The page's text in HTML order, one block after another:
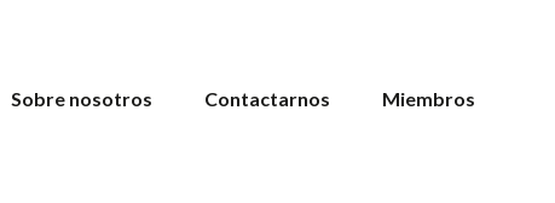
Sobre nosotros Contactarnos Miembros